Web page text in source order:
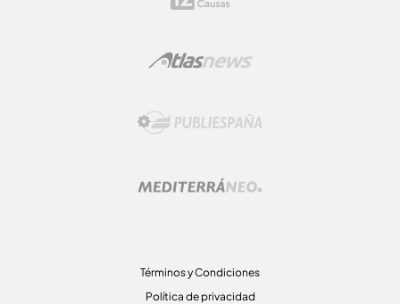
Términos y Condiciones
Política de privacidad